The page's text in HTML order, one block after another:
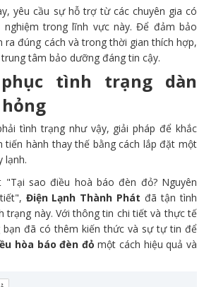
yêu cầu sự hỗ trợ từ các chuyên gia có
nghiệm trong lĩnh vực này. Để đảm bảo
ra đúng cách và trong thời gian thích hợp,
tâm bảo dưỡng đáng tin cậy.
tình trạng dàn
tình trạng như vậy, giải pháp để khắc
tiến hành thay thế bằng cách lắp đặt một
lạnh.
sao điều hoà báo đèn đỏ? Nguyên
Điện Lạnh Thành Phát đã tận tình
trạng này. Với thông tin chi tiết và thực tế
bạn đã có thêm kiến thức và sự tự tin để
hòa báo đèn đỏ một cách hiệu quả và